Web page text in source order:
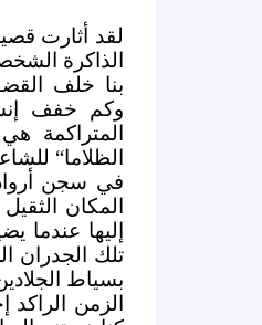
لقد أثارت
الذاكرة
بنا خلف
وكم خفف
المتراكمة
الظلاما“
في سجن
المكان
إليها
تلك الجدران
بسياط
الزمن